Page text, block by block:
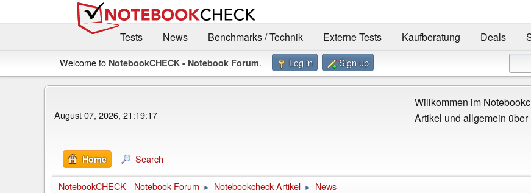
Tests
News Benchmarks / Technik Externe Tests Kaufberatung Deals
Welcome to NotebookCHECK - Notebook Forum. Log in Sign up
August 07, 2026, 21:19:17
Willkommen im
Artikel und allgemein
Home Search
NotebookCHECK - Notebook Forum ► Notebookcheck Artikel ► News